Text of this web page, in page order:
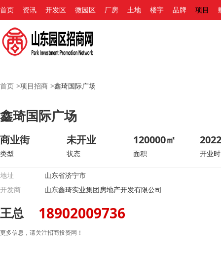
首页 资讯 开发区 微园区 厂房 土地 楼宇 品牌 项目
首页 >项目招商 >鑫琦国际广场
鑫琦国际广场
商业街
类型
未开业
状态
120000㎡
面积 开业
地址
山东省济宁市
开发商
山东鑫琦实业集团房地产开发有限公司
王总 18902009736
更多信息，请关注招商投资网！